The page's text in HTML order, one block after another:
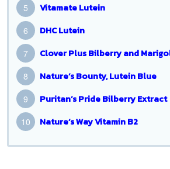
Vitamate Lutein
DHC Lutein
Clover Plus Bilberry and
Nature’s Bounty, Lutein Blue
Puritan’s Pride Bilberry Extract
Nature’s Way Vitamin B2